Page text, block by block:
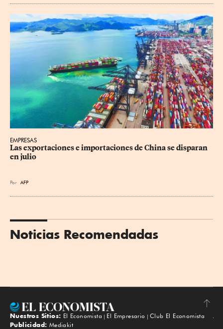
EMPRESAS
Las exportaciones e importaciones de China se disparan
en julio
Por AFP
Noticias Recomendadas
Subir
Nuestros Sitios: El Economista El Empresario
Club El Economista
Publicidad: Mediakit